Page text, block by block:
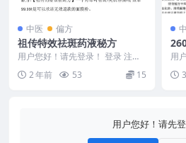
中医 偏方
祖传特效祛斑药液秘方
用户您好！请先登录！ 登录 注册
祖传特效祛斑药液秘方 2411345
&nbs...
2 年前 53 15
用
用户您好！请先登